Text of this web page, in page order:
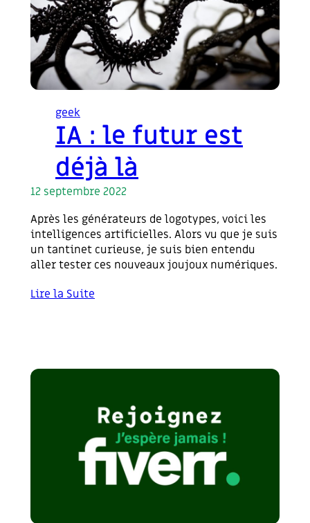
geek
IA : le futur est
déjà là
12 septembre 2022
Après les générateurs de logotypes, voici les
intelligences artificielles. Alors vu que je suis
un tantinet curieuse, je suis bien entendu
aller tester ces nouveaux joujoux numériques.
Lire la Suite